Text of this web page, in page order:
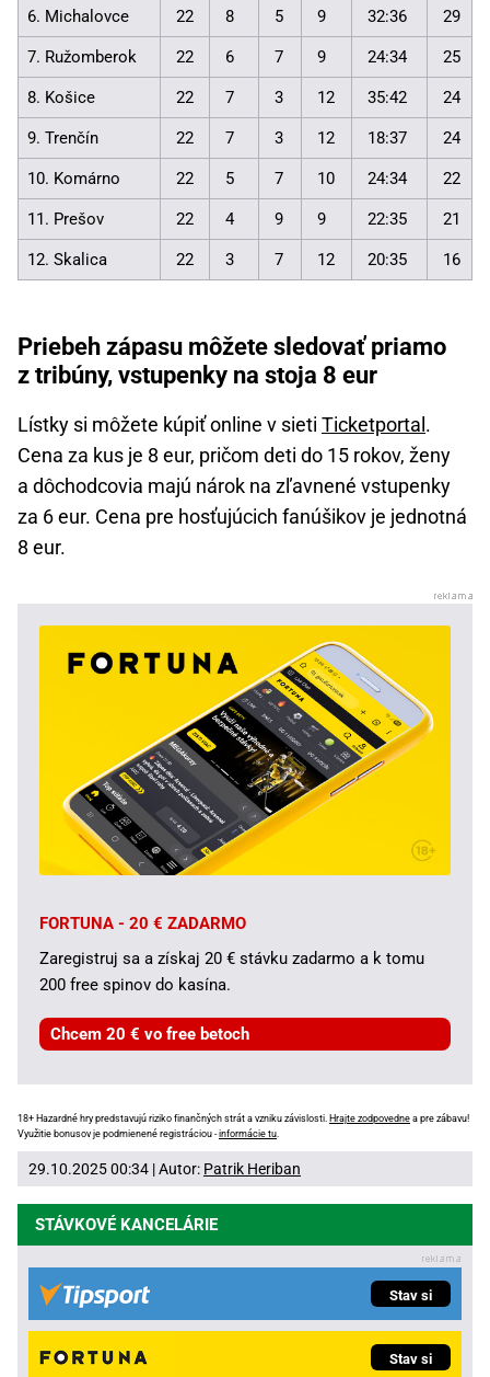
6. Michalovce 22 8 5 9 32:36 29
7. Ružomberok 22 6 7 9 24:34 25
8. Košice 22 7 3 12 35:42 24
9. Trenčín 22 7 3 12 18:37 24
10. Komárno 22 5 7 10 24:34 22
11. Prešov 22 4 9 9 22:35 21
12. Skalica 22 3 7 12 20:35 16
Priebeh zápasu môžete sledovať priamo
z tribúny, vstupenky na stoja 8 eur
Lístky si môžete kúpiť online v sieti Ticketportal.
Cena za kus je 8 eur, pričom deti do 15 rokov, ženy
a dôchodcovia majú nárok na zľavnené vstupenky
za 6 eur. Cena pre hosťujúcich fanúšikov je jednotná
8 eur.
FORTUNA - 20 € ZADARMO
Zaregistruj sa a získaj 20 € stávku zadarmo a k tomu
200 free spinov do kasína.
Chcem 20 € vo free betoch
18+ Hazardné hry predstavujú riziko finančných strát a vzniku závislosti. Hrajte zodpovedne a pre zábavu!
Využitie bonusov je podmienené registráciou -informácie tu
29.10.2025 00:34 | Autor: Patrik Heriban
STÁVKOVÉ KANCELÁRIE
Stav si
Stav si